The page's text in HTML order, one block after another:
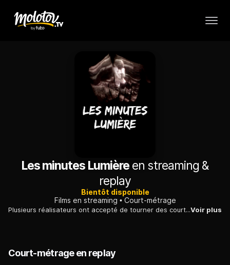
Les minutes Lumière en streaming &
replay
Bientôt disponible
Films en streaming
Court-métrage
Plusieurs réalisateurs ont accepté de tourner des courts métrages d'une minute à la manière des frères Lumière, rendant ainsi hommage aux célèbres opérateurs.Voir plus
Court-métrage en replay